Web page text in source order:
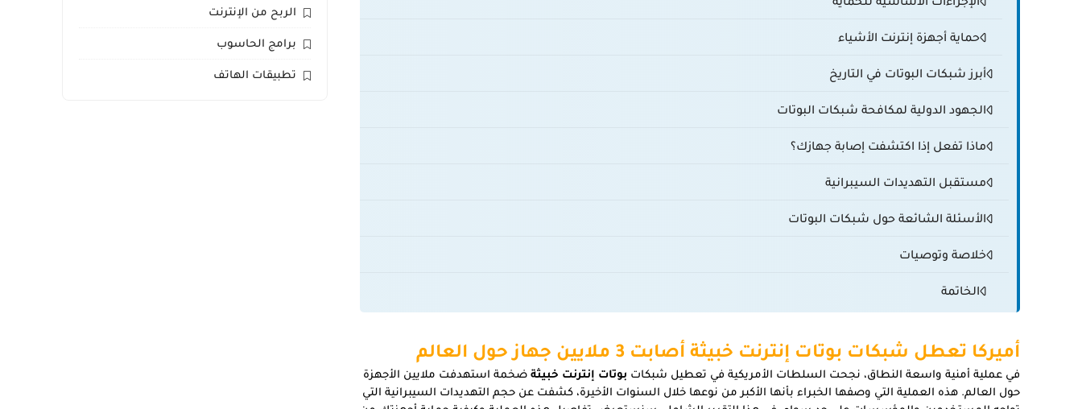
حماية أجهزة إنترنت الأشياء
أبرز شبكات البوتات في التاريخ
الجهود الدولية لمكافحة شبكات البوتات
ماذا تفعل إذا اكتشفت إصابة جهازك؟
مستقبل التهديدات السيبرانية
الأسئلة الشائعة حول شبكات البوتات
خلاصة وتوصيات
الخاتمة
أميركا تعطل شبكات بوتات إنترنت خبيثة أصابت 3 ملايين جهاز حول العالم
في عملية أمنية واسعة النطاق، نجحت السلطات الأمريكية في تعطيل شبكات بوتات إنترنت خبيثة ضخمة استهدفت ملايين الأجهزة
حول العالم. هذه العملية التي وصفها الخبراء بأنها الأكبر من نوعها خلال السنوات الأخيرة، كشفت عن حجم التهديدات السيبرانية التي
الربح من الإنترنت
برامج الحاسوب
تطبيقات الهاتف